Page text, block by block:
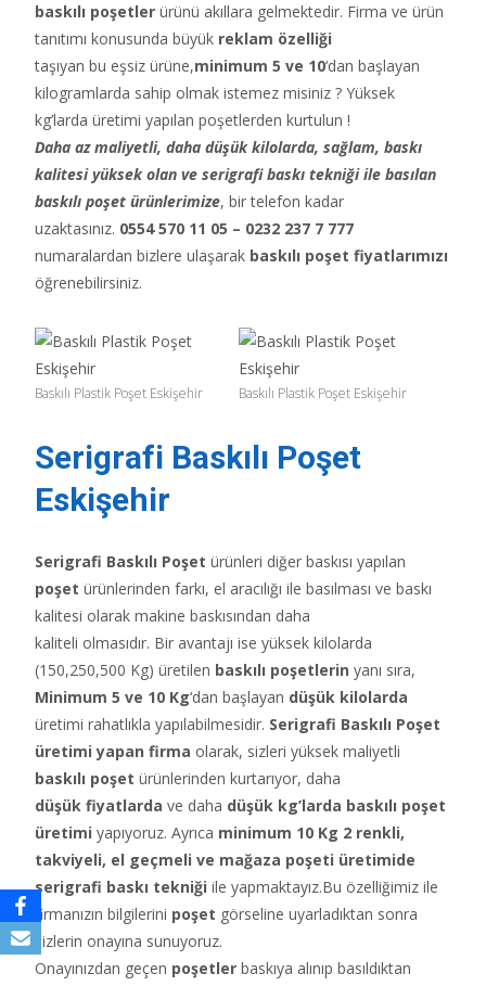
baskılı poşetler ürünü akıllara gelmektedir. Firma ve ürün
tanıtımı konusunda büyük reklam özelliği
taşıyan bu eşsiz ürüne,minimum 5 ve 10‘dan başlayan
kilogramlarda sahip olmak istemez misiniz ? Yüksek
kg’larda üretimi yapılan poşetlerden kurtulun !
Daha az maliyetli, daha düşük kilolarda, sağlam, baskı
kalitesi yüksek olan ve serigrafi baskı tekniği ile basılan
baskılı poşet ürünlerimize, bir telefon kadar
uzaktasınız. 0554 570 11 05 – 0232 237 7 777
numaralardan bizlere ulaşarak baskılı poşet fiyatlarımızı
öğrenebilirsiniz.
Baskılı Plastik Poşet Eskişehir Baskılı Plastik Poşet Eskişehir
Serigrafi Baskılı Poşet
Eskişehir
Serigrafi Baskılı Poşet ürünleri diğer baskısı yapılan
poşet ürünlerinden farkı, el aracılığı ile basılması ve baskı
kalitesi olarak makine baskısından daha
kaliteli olmasıdır. Bir avantajı ise yüksek kilolarda
(150,250,500 Kg) üretilen baskılı poşetlerin yanı sıra,
Minimum 5 ve 10 Kg‘dan başlayan düşük kilolarda
üretimi rahatlıkla yapılabilmesidir. Serigrafi Baskılı Poşet
üretimi yapan firma olarak, sizleri yüksek maliyetli
baskılı poşet ürünlerinden kurtarıyor, daha
düşük fiyatlarda ve daha düşük kg’larda baskılı poşet
üretimi yapıyoruz. Ayrıca minimum 10 Kg 2 renkli,
takviyeli, el geçmeli ve mağaza poşeti üretimide
serigrafi baskı tekniği ile yapmaktayız.Bu özelliğimiz ile
firmanızın bilgilerini poşet görseline uyarladıktan sonra
sizlerin onayına sunuyoruz.
Onayınızdan geçen poşetler baskıya alınıp basıldıktan